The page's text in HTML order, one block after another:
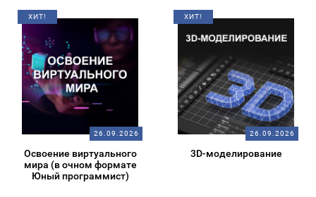
ХИТ!
26.09.2026
Освоение виртуального
мира (в очном формате
Юный программист)
ХИТ!
26.09.2026
3D-моделирование